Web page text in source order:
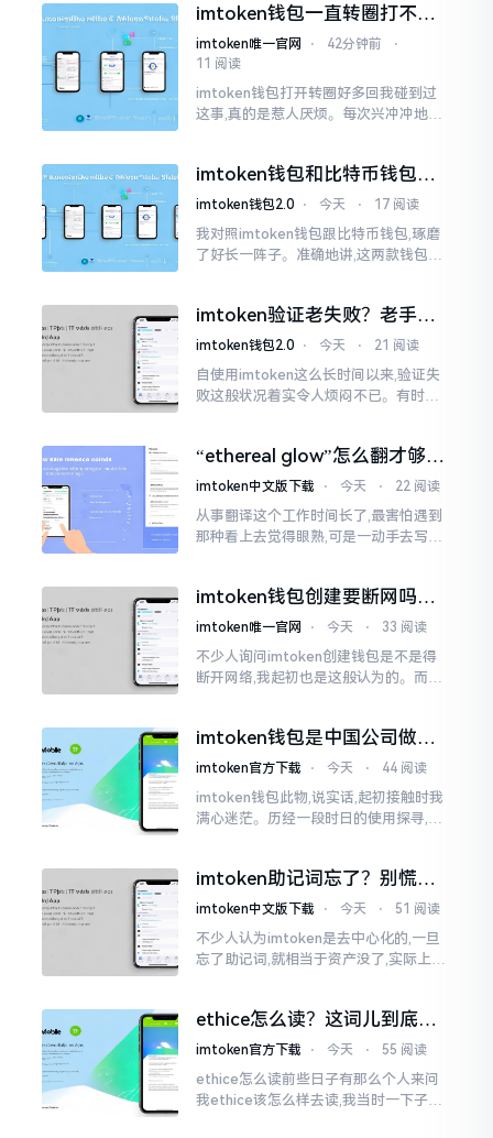
imtoken钱包一直转圈打不开
解决办法分享
imtoken唯一官网 ⋅ 42分钟前
⋅
11 阅读
imtoken钱包打开转圈好多回我碰到过
这事,真的是惹人厌烦。每次兴冲冲地开
大家说法不尽相同
imtoken钱包和比特币钱包，
谁更安全？老玩家来聊聊
imtoken钱包2.0 ⋅ 今天 ⋅ 17 阅读
我对照imtoken钱包跟比特币钱包,琢磨
了好长一阵子。准确地讲,这两款钱包我
挺美观
imtoken验证老失败？老手教
你几招搞定
imtoken钱包2.0 ⋅ 今天 ⋅ 21 阅读
自使用imtoken这么长时间以来,验证失
败这般状况着实令人烦闷不已。有时急
至极点。
“ethereal glow”怎么翻才够味
儿？翻译圈老油条的私房话
imtoken中文版下载 ⋅ 今天 ⋅ 22 阅读
从事翻译这个工作时间长了,最害怕遇到
那种看上去觉得眼熟,可是一动手去写就
imtoken钱包创建要断网吗？
老玩家说说真实情况
imtoken唯一官网 ⋅ 今天 ⋅ 33 阅读
不少人询问imtoken创建钱包是不是得
断开网络,我起初也是这般认为的。而后
人攻击
imtoken钱包是中国公司做的
吗？一文说清楚
imtoken官方下载 ⋅ 今天 ⋅ 44 阅读
imtoken钱包此物,说实话,起初接触时我
满心迷茫。历经一段时日的使用探寻,我
李鹏
imtoken助记词忘了？别慌，
这招能救你
imtoken中文版下载 ⋅ 今天 ⋅ 51 阅读
不少人认为imtoken是去中心化的,一旦
忘了助记词,就相当于资产没了,实际上这
于网络连接状态
ethice怎么读？这词儿到底念
啥，别搞错了
imtoken官方下载 ⋅ 今天 ⋅ 55 阅读
ethice怎么读前些日子有那么个人来问
我ethice该怎么样去读,我当时一下子就